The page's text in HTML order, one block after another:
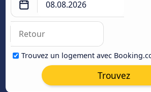
Trouvez un logement avec
Trouvez